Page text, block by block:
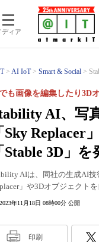
ディア
AI IoT Smart & Social
AI、写
Sky
Stable 3D」を
も画像を編集したり3D
AIは、同社の生成AI
」や3Dオブジェクト
2023年11月18日 08時00分 公開
印刷